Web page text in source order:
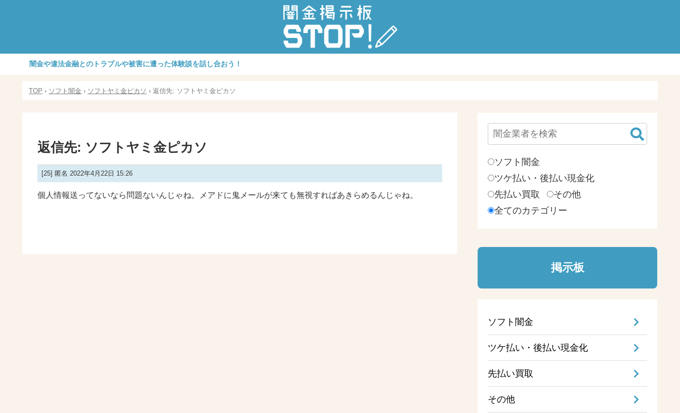
闇金や違法金融とのトラブルや被害に遭った体験談を話し合おう！
TOP › ソフト闇金 › ソフトヤミ金ピカソ › 返信先: ソフトヤミ金ピカソ
返信先: ソフトヤミ金ピカソ
[25] 匿名 2022年4月22日 15:26
個人情報送ってないなら問題ないんじゃね。メアドに鬼メールが来ても無視すればあきらめるんじゃね。
検
索:
ソフト闇金
ツケ払い・後払い現金化
先払い買取
その他
全てのカテゴリー
掲示板
ソフト闇金
ツケ払い・後払い現金化
先払い買取
その他